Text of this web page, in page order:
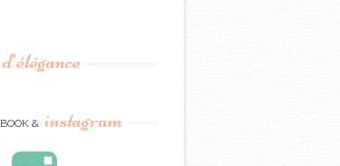
d’élégance
& instagram